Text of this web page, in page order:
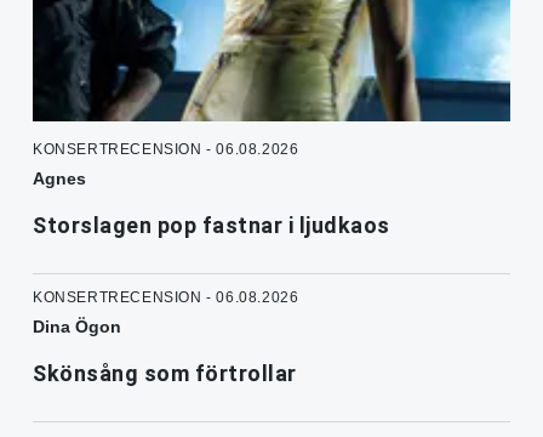
KONSERTRECENSION - 06.08.2026
Agnes
Storslagen pop fastnar i ljudkaos
KONSERTRECENSION - 06.08.2026
Dina Ögon
Skönsång som förtrollar